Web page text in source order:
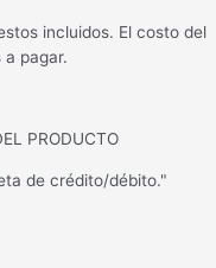
incluidos. El costo del
pagar.
PRODUCTO
de crédito/débito."